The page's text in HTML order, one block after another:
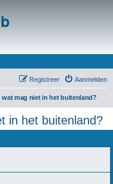
Aanmelden
Registreer
wat mag niet in het buitenland?
in het buitenland?